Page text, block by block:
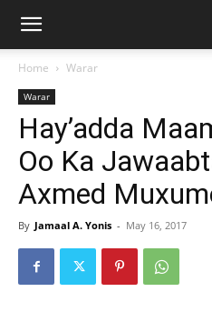
Home Warar
Warar
Hay’adda
Oo Ka
Axmed
By Jamaal A. Yonis - May 16, 2017